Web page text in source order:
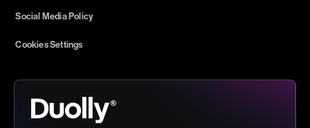
Social Media Policy
Cookies Settings